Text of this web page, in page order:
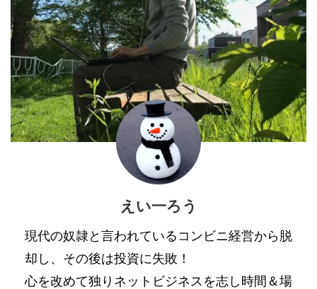
えい一ろう
現代の奴隷と言われているコンビニ経営から脱
却し、その後は投資に失敗！
心を改めて独りネットビジネスを志し時間＆場